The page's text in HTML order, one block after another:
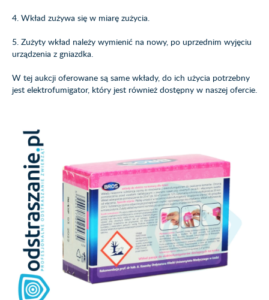
4. Wkład zużywa się w miarę zużycia.
5. Zużyty wkład należy wymienić na nowy, po uprzednim wyjęciu
urządzenia z gniazdka.
W tej aukcji oferowane są same wkłady, do ich użycia potrzebny
jest elektrofumigator, który jest również dostępny w naszej ofercie.